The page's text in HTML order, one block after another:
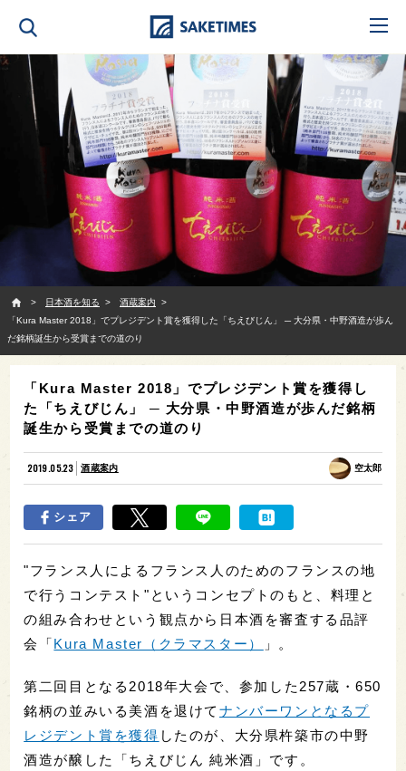
日本酒を知る
酒蔵案内
「Kura Master 2018」でプレジデント賞を獲得した「ちえびじん」 ─ 大分県・中野酒造が歩ん
だ銘柄誕生から受賞までの道のり
「Kura Master 2018」でプレジデント賞を獲得し
た「ちえびじん」 ─ 大分県・中野酒造が歩んだ銘柄
誕生から受賞までの道のり
2019.05.23 酒蔵案内 空太郎
シェア
"フランス人によるフランス人のためのフランスの地
で行うコンテスト"というコンセプトのもと、料理と
の組み合わせという観点から日本酒を審査する品評
会「Kura Master（クラマスター） 」。
第二回目となる2018年大会で、参加した257蔵・650
銘柄の並みいる美酒を退けてナンバーワンとなるプ
レジデント賞を獲得 したのが、大分県杵築市の中野
酒造が醸した「ちえびじん 純米酒」です。